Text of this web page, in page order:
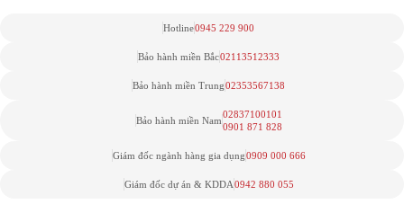
Hotline0945 229 900
Bảo hành miền Bắc02113512333
Bảo hành miền Trung02353567138
Bảo hành miền Nam
02837100101
0901 871 828
Giám đốc ngành hàng gia dụng0909 000 666
Giám đốc dự án & KDDA0942 880 055